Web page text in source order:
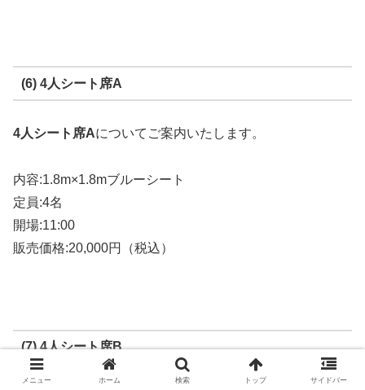
(6) 4人シート席A
4人シート席Aについてご案内いたします。
内容:1.8m×1.8mブルーシート
定員:4名
開場:11:00
販売価格:20,000円（税込）
(7) 4人シート席B
メニュー ホーム 検索 トップ サイドバー